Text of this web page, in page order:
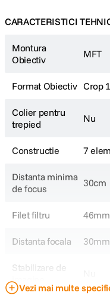
CARACTERISTICI
Montura
Obiectiv
MFT
Format Obiectiv Crop
Colier pentru
trepied
Nu
Constructie 7
Distanta minima
de focus
30cm
Filet filtru 46mm
Distanta focala
Stabilizare de
imagine
Vezi mai multe